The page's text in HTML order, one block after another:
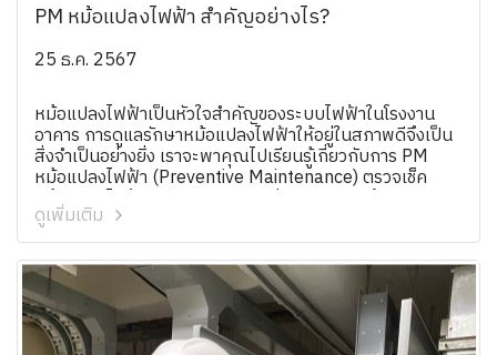
PM หม้อแปลงไฟฟ้า สำคัญอย่างไร?
25 ธ.ค. 2567
หม้อแปลงไฟฟ้าเป็นหัวใจสำคัญของระบบไฟฟ้าในโรงงาน
อาคาร การดูแลรักษาหม้อแปลงไฟฟ้าให้อยู่ในสภาพดีจึงเป็น
สิ่งจำเป็นอย่างยิ่ง เราจะพาคุณไปเรียนรู้เกี่ยวกับการ PM
หม้อแปลงไฟฟ้า (Preventive Maintenance) ตรวจเช็ค
หม้อแปลงไฟฟ้า วิธีการตรวจสอบซ่อมแซม รวมถึงตอบ
คำถามยอดฮิตว่า ซ่อมหม้อแปลงไฟฟ้า นานไหม พร้อมเทคนิค
บำรุงรักษาหม้อแปลงไฟฟ้า ที่ช่วยยืดอายุการใช้งานและลด
ความเสี่ยงจากไฟฟ้าขัดข้อง
ดูเพิ่มเติม